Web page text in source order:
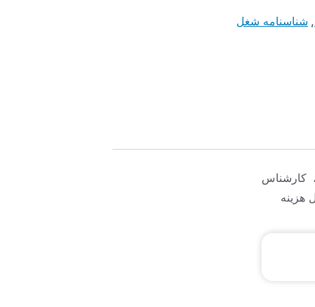
, شناسنامه شغل
کارشناس
هزینه